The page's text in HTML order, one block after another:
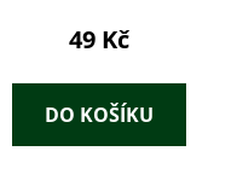
49 Kč
DO KOŠÍKU